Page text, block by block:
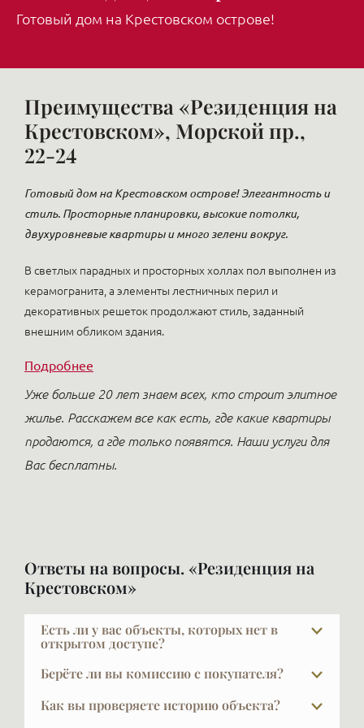
Готовый дом на Крестовском острове!
Преимущества «Резиденция на
Крестовском», Морской пр.,
22-24
Готовый дом на Крестовском острове! Элегантность и
стиль. Просторные планировки, высокие потолки,
двухуровневые квартиры и много зелени вокруг.
В светлых парадных и просторных холлах пол выполнен из
керамогранита, а элементы лестничных перил и
декоративных решеток продолжают стиль, заданный
внешним обликом здания.
Подробнее
Уже больше 20 лет знаем всех, кто строит элитное
жилье. Расскажем все как есть, где какие квартиры
продаются, а где только появятся. Наши услуги для
Вас бесплатны.
Ответы на вопросы. «Резиденция на
Крестовском»
Есть ли у вас объекты, которых нет в
открытом доступе?
В элите далеко не всё есть в открытой рекламе, и
это объяснимо: часть наших клиентов не хочет,
чтобы кто-то знал, что они планируют продавать
Берёте ли вы комиссию с покупателя?
При покупке в новых проектах — нет. Наши услуги
для покупателя бесплатны, это стандартная
Как вы проверяете историю объекта?